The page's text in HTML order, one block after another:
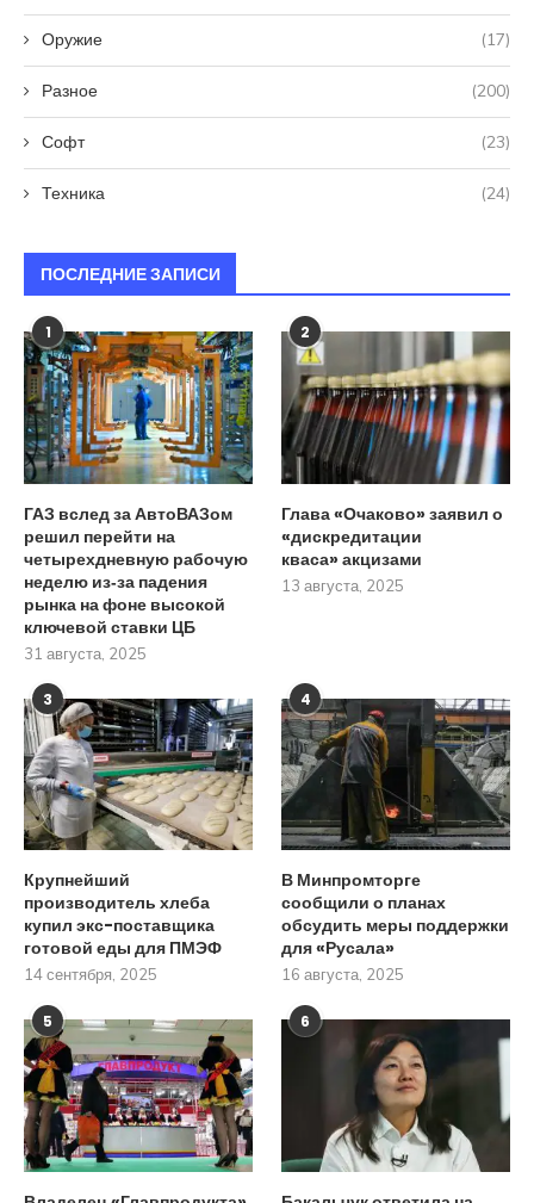
Оружие (17)
Разное (200)
Софт (23)
Техника (24)
ПОСЛЕДНИЕ ЗАПИСИ
1
ГАЗ вслед за АвтоВАЗом
решил перейти на
четырехдневную рабочую
неделю из‑за падения
рынка на фоне высокой
ключевой ставки ЦБ
31 августа, 2025
2
Глава «Очаково» заявил о
«дискредитации
кваса» акцизами
13 августа, 2025
3
Крупнейший
производитель хлеба
купил экс-поставщика
готовой еды для ПМЭФ
14 сентября, 2025
4
В Минпромторге
сообщили о планах
обсудить меры поддержки
для «Русала»
16 августа, 2025
5 6